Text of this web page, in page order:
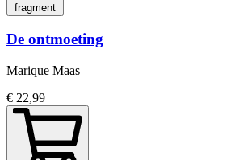
fragment
De ontmoeting
Marique Maas
€ 22,99